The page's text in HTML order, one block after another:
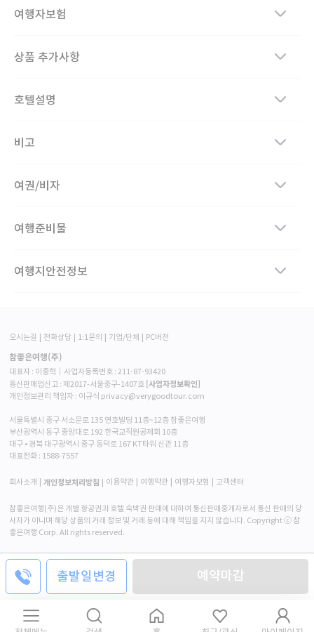
여행자보험
상품 추가사항
호텔설명
비고
여권/비자
여행준비물
여행지안전정보
출발일변경 예약마감
오시는길 전화상담 1:1문의 기업/단체 PC버전
참좋은여행(주)
대표자 : 이종혁│사업자등록번호 : 211-87-93420
통신판매업신고 : 제2017-서울중구-1407호 [사업자정보확인]
개인정보관리 책임자 : 이규식 privacy@verygoodtour.com
서울특별시 중구 서소문로 135 연호빌딩 11층~12층 참좋은여행
부산광역시 동구 중앙대로 192 한국교직원공제회 10층
대구 • 경북 대구광역시 중구 동덕로 167 KT타워 신관 11층
대표전화 : 1588-7557
회사소개 개인정보처리방침 이용약관 여행약관 여행자보험 고객센터
참좋은여행(주)은 개별 항공권과 호텔 숙박권 판매에 대하여 통신판매중개자로서 통신 판매의 당
사자가 아니며 해당 상품의 거래 정보 및 거래 등에 대해 책임을 지지 않습니다. Copyright ⓒ 참
좋은여행 Corp. All rights reserved.